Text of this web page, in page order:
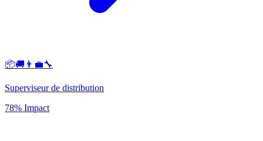
📦🚚👨‍💼🔧
Superviseur de distribution
78% Impact